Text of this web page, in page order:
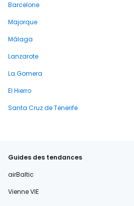
Barcelone
Majorque
Málaga
Lanzarote
La Gomera
El Hierro
Santa Cruz de Tenerife
Guides des tendances
airBaltic
Vienne VIE